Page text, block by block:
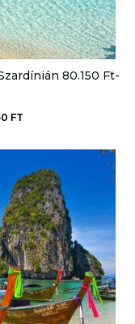
80.150 Ft-
FT